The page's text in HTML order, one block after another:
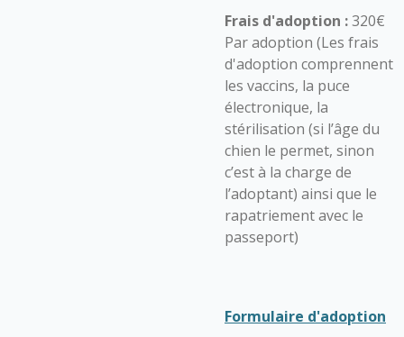
Frais d'adoption :320€
Par adoption (Les frais
d'adoption comprennent
les vaccins, la puce
électronique, la
stérilisation (si l’âge du
chien le permet, sinon
c’est à la charge de
l’adoptant) ainsi que le
rapatriement avec le
passeport)
Formulaire d'adoption